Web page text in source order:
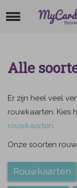
Alle
Er zijn heel veel
rouwkaarten. Kies
rouwkaarten.
Onze soorten
Rouwkaarten